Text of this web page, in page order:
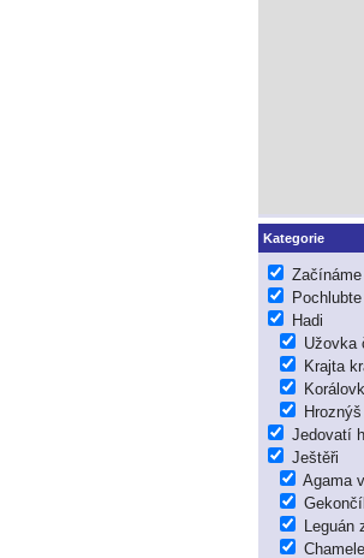
Kategorie
Začínáme
Hadi
Užovka
Krajta
Jedovatí
Ještěři
Agama
Leguán